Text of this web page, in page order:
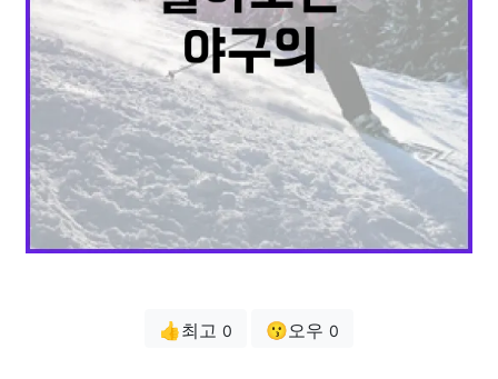
👍최고 0 😗오우 0